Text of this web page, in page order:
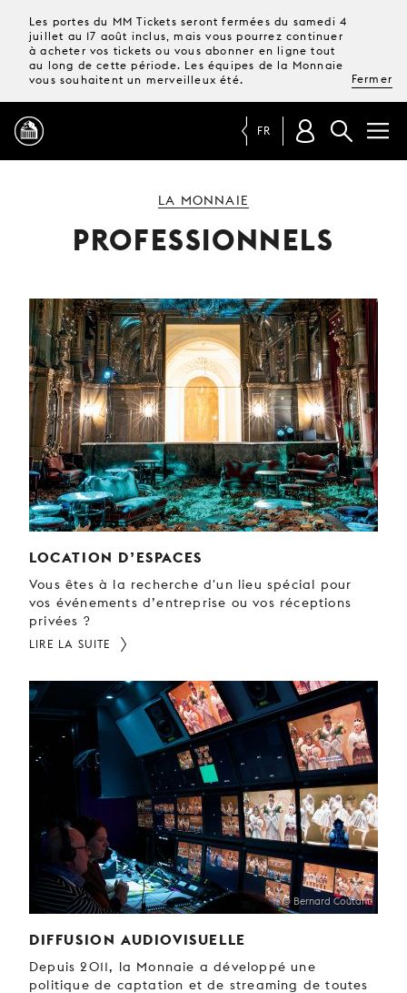
Les portes du MM Tickets seront fermées du samedi 4
juillet au 17 août inclus, mais vous pourrez continuer
à acheter vos tickets ou vous abonner en ligne tout
au long de cette période. Les équipes de la Monnaie
vous souhaitent un merveilleux été.
Fermer
MAGAZINE
TICKETS &
ABONNEMENTS
VOTRE
VISITE
JEUNE
PUBLIC
LA
MONNAIE
FR
LA MONNAIE
PROFESSIONNELS
LOCATION D’ESPACES
Vous êtes à la recherche d'un lieu spécial pour
vos événements d’entreprise ou vos réceptions
privées ?
LIRE LA SUITE
© Bernard Coutant
DIFFUSION AUDIOVISUELLE
Depuis 2011, la Monnaie a développé une
politique de captation et de streaming de toutes